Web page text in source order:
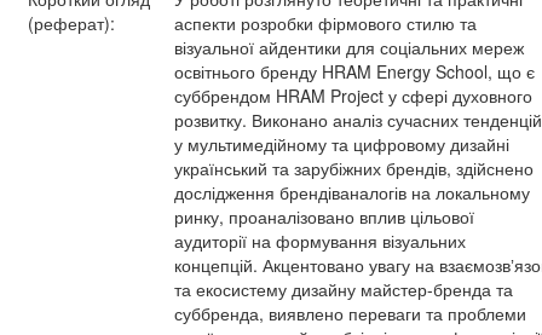
(реферат):
аспекти розробки фірмового стилю та
візуальної айдентики для соціальних мереж
освітнього бренду HRAM Energy School, що є
суббрендом HRAM Project у сфері духовного
розвитку. Виконано аналіз сучасних тенденцій
у мультимедійному та цифровому дизайні
український та зарубіжних брендів, здійснено
дослідження брендіваналогів на локальному
ринку, проаналізовано вплив цільової
аудиторії на формування візуальних
концепцій. Акцентовано увагу на
та екосистему дизайну майстер-бренда та
суббренда, виявлено переваги та проблеми